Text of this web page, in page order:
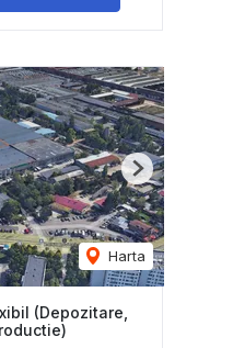
Harta
Next
(Depozitare,